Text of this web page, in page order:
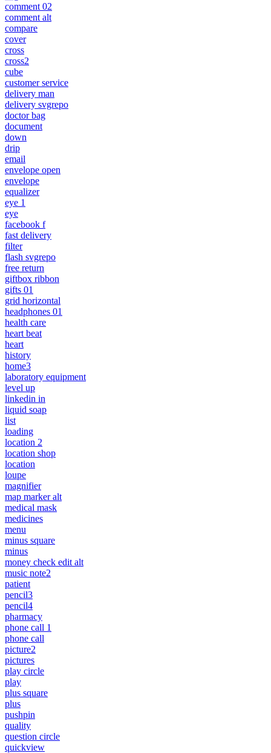
comment 02
comment alt
compare
cover
cross
cross2
cube
customer service
delivery man
delivery svgrepo
doctor bag
document
down
drip
email
envelope open
envelope
equalizer
eye 1
eye
facebook f
fast delivery
filter
flash svgrepo
free return
giftbox ribbon
gifts 01
grid horizontal
headphones 01
health care
heart beat
heart
history
home3
laboratory equipment
level up
linkedin in
liquid soap
list
loading
location 2
location shop
location
loupe
magnifier
map marker alt
medical mask
medicines
menu
minus square
minus
money check edit alt
music note2
patient
pencil3
pencil4
pharmacy
phone call 1
phone call
picture2
pictures
play circle
play
plus square
plus
pushpin
quality
question circle
quickview